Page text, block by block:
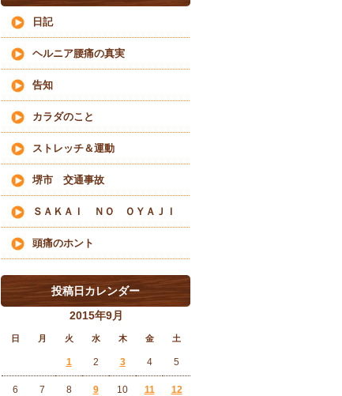
日記
ヘルニア腰痛の真実
告知
カラダのこと
ストレッチ＆運動
堺市 交通事故
ＳＡＫＡＩ ＮＯ ＯＹＡＪＩ
頭痛のホント
投稿日カレンダー
2015年9月
日 月 火 水 木 金 土
1 2 3 4 5
6 7 8 9 10 11 12